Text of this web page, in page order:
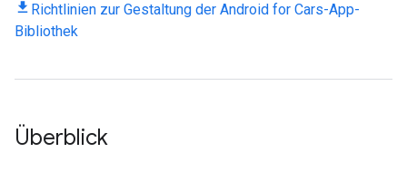
Richtlinien zur Gestaltung der Android for Cars-App-
Bibliothek
Überblick